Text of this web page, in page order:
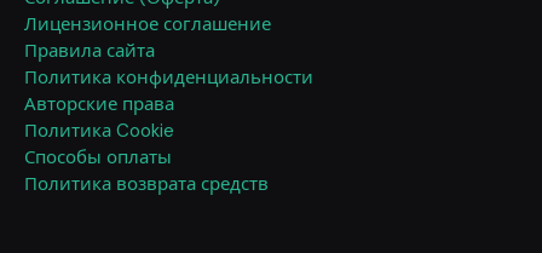
Лицензионное соглашение
Правила сайта
Политика конфиденциальности
Авторские права
Политика Cookie
Способы оплаты
Политика возврата средств